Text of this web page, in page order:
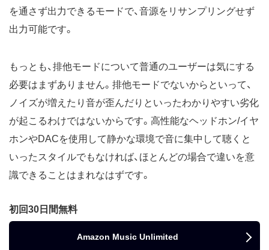
を通さず出力できるモードで、音源をリサンプリングせず
出力可能です。
もっとも、排他モードについて普通のユーザーは気にする
必要はまずありません。排他モードでないからといって、
ノイズが増えたり音が歪んだりといったわかりやすい劣化
が起こるわけではないからです。高性能なヘッドホン/イヤ
ホンやDACを使用して静かな環境で音に集中して聴くと
いったスタイルでもなければ、ほとんどの場合で違いを意
識できることはまれなはずです。
初回30日間無料
Amazon Music Unlimited